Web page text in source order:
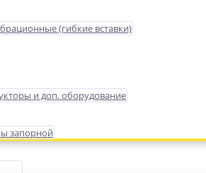
(гибкие вставки)
и доп. оборудование
запорной